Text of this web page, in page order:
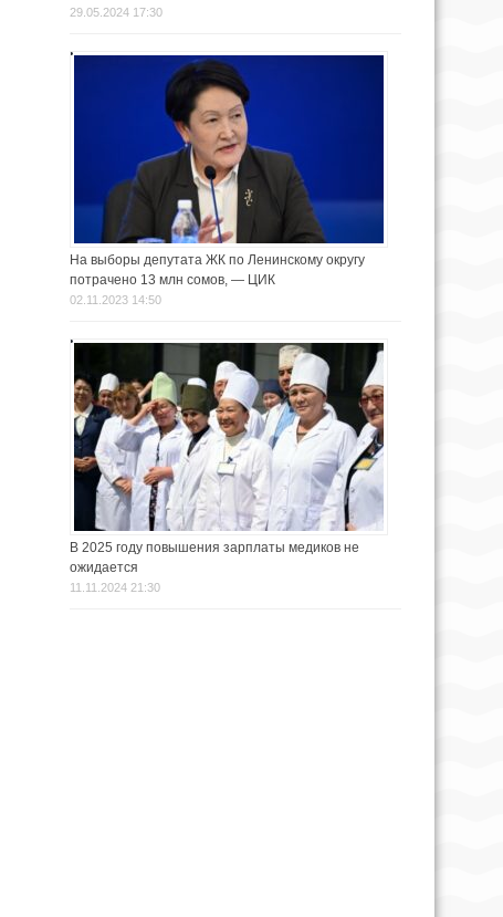
29.05.2024 17:30
На выборы депутата ЖК по Ленинскому округу
потрачено 13 млн сомов, — ЦИК
02.11.2023 14:50
В 2025 году повышения зарплаты медиков не
ожидается
11.11.2024 21:30